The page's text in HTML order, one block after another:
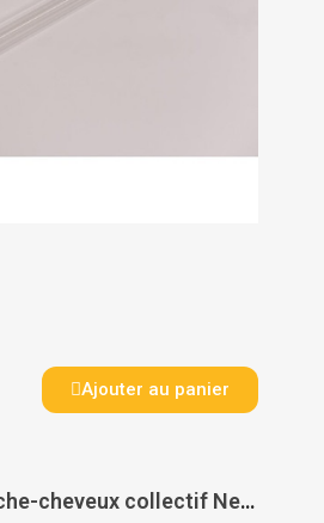
Ajouter au panier
Miroir pour sèche-cheveux collectif Neptune - JVD